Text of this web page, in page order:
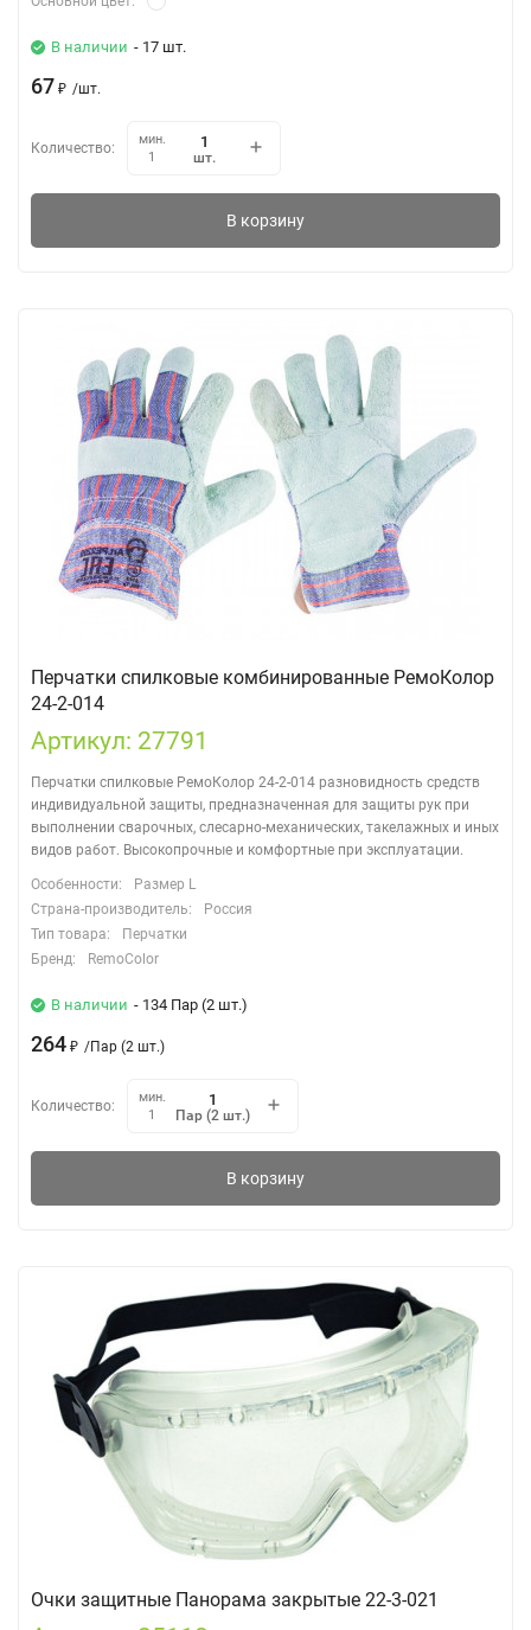
В наличии - 17 шт.
67 ₽ /шт.
Количество:
мин.
1
шт.
В корзину
Перчатки спилковые комбинированные РемоКолор
24-2-014
Артикул: 27791
Перчатки спилковые РемоКолор 24-2-014 разновидность средств
индивидуальной защиты, предназначенная для защиты рук при
выполнении сварочных, слесарно-механических, такелажных и иных
видов работ. Высокопрочные и комфортные при эксплуатации.
Особенности:
Размер L
Страна-производитель:
Россия
Тип товара:
Перчатки
Бренд:
RemoColor
В наличии - 134 Пар (2 шт.)
264 ₽ /Пар (2 шт.)
Количество:
мин.
1
Пар (2 шт.)
В корзину
Очки защитные Панорама закрытые 22-3-021